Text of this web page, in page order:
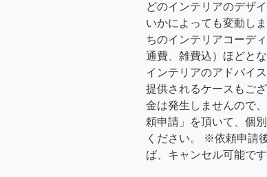
どのインテリアのデザ
いかによっても変動し
ちのインテリアコーデ
通費、雑費込）ほどと
インテリアのアドバイ
提供されるケースもご
金は発生しませんので
頼申請」を頂いて、個
ください。 ※依頼申請
ば、キャンセル可能です